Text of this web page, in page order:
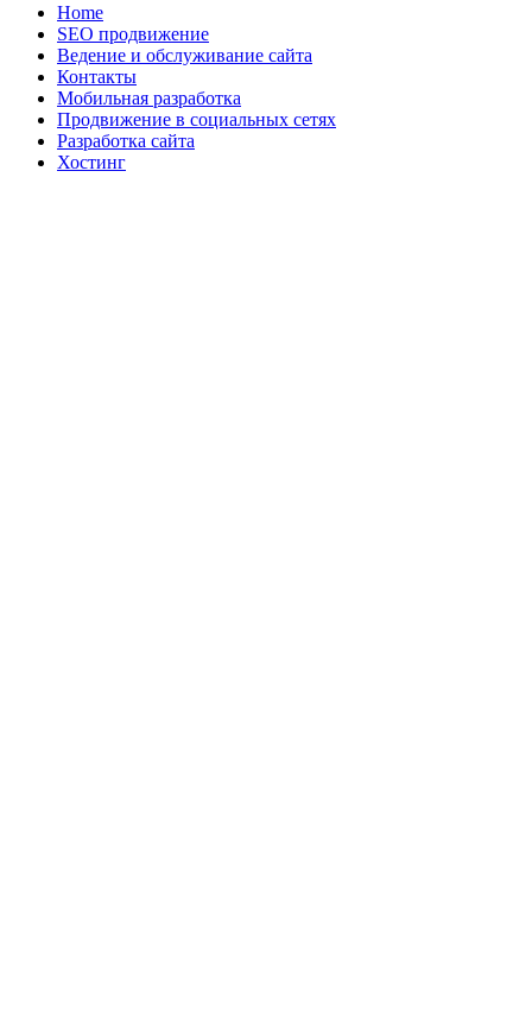
Home
SEO продвижение
Ведение и обслуживание сайта
Контакты
Мобильная разработка
Продвижение в социальных сетях
Разработка сайта
Хостинг